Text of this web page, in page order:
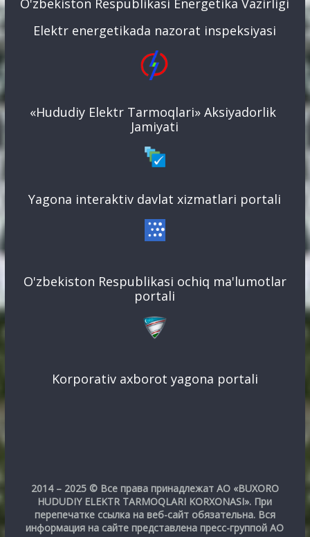
O'zbekiston Respublikasi Energetika Vazirligi
Elektr energetikada nazorat inspeksiyasi
«Hududiy Elektr Tarmoqlari» Aksiyadorlik
Jamiyati
Yagona interaktiv davlat xizmatlari portali
O'zbekiston Respublikasi ochiq ma'lumotlar
portali
Korporativ axborot yagona portali
2014 – 2025 © Все права принадлежат АО «BUXORO
HUDUDIY ELEKTR TARMOQLARI KORXONASI». При
перепечатке ссылка на веб-сайт обязательна. Вся
информация на сайте представлена пресс-группой АО